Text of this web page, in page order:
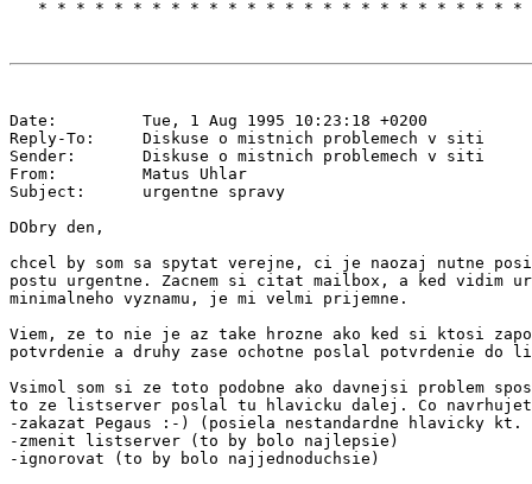
Date:         Tue, 1 Aug 1995 10:23:18 +0200
Reply-To:     Diskuse o mistnich problemech v siti
Sender:       Diskuse o mistnich problemech v siti
From:         Matus Uhlar
Subject:      urgentne spravy
DObry den,
chcel by som sa spytat verejne, ci je naozaj nutne
postu urgentne. Zacnem si citat mailbox, a ked vidim
minimalneho vyznamu, je mi velmi prijemne.
Viem, ze to nie je az take hrozne ako ked si ktosi
potvrdenie a druhy zase ochotne poslal potvrdenie do
Vsimol som si ze toto podobne ako davnejsi problem
to ze listserver poslal tu hlavicku dalej. Co
-zakazat Pegaus :-) (posiela nestandardne hlavicky kt.
-zmenit listserver (to by bolo najlepsie)
-ignorovat (to by bolo najjednoduchsie)